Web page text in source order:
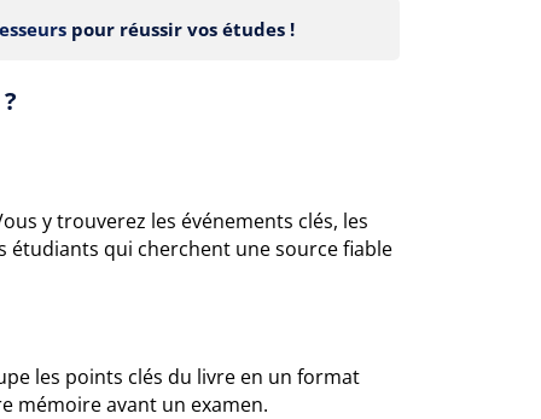
pour réussir vos études !
y trouverez les événements clés, les
étudiants qui cherchent une source fiable
les points clés du livre en un format
mémoire avant un examen.